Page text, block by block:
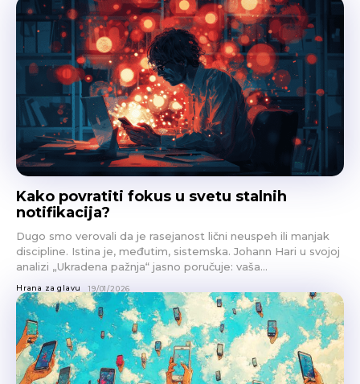
Kako povratiti fokus u svetu stalnih
notifikacija?
Dugo smo verovali da je rasejanost lični neuspeh ili manjak
discipline. Istina je, međutim, sistemska. Johann Hari u svojoj
analizi „Ukradena pažnja“ jasno poručuje: vaša...
Hrana za glavu 19/01/2026